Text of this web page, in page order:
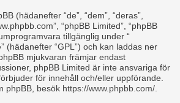
(hädanefter “de”, “dem”, “deras”,
“phpBB Limited”, “phpBB
tillgänglig under “
” (hädanefter “GPL”) och kan laddas ner
phpBB mjukvaran främjar endast
phpBB Limited är inte ansvariga för
för innehåll och/eller uppförande.
phpBB, besök https://www.phpbb.com/